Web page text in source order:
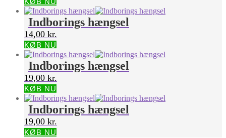
Indborings hængsel
14,00 kr.
KØB NU
Indborings hængsel
19,00 kr.
KØB NU
Indborings hængsel
19,00 kr.
KØB NU